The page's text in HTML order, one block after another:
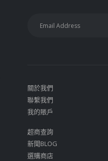
關於我們
聯繫我們
我的賬戶
超商查詢
新聞BLOG
選購商店